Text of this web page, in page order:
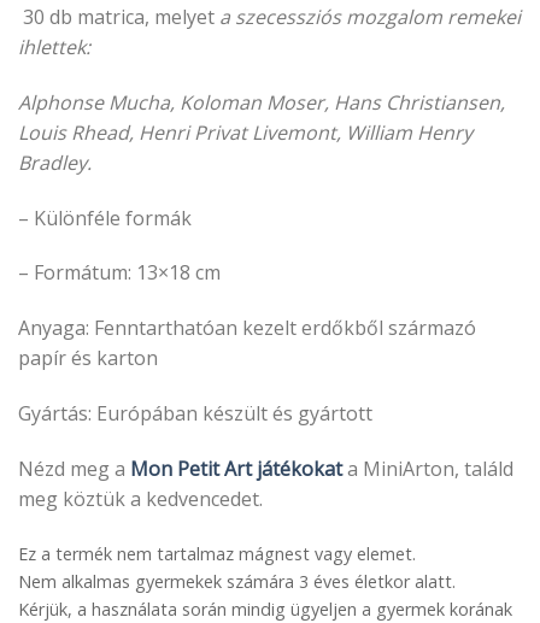
30 db matrica, melyet a szecessziós mozgalom remekei
ihlettek:
Alphonse Mucha, Koloman Moser, Hans Christiansen,
Louis Rhead, Henri Privat Livemont, William Henry
Bradley.
– Különféle formák
– Formátum: 13×18 cm
Anyaga: Fenntarthatóan kezelt erdőkből származó
papír és karton
Gyártás: Európában készült és gyártott
Nézd meg a Mon Petit Art játékokata MiniArton, találd
meg köztük a kedvencedet.
Ez a termék nem tartalmaz mágnest vagy elemet.
Nem alkalmas gyermekek számára 3 éves életkor alatt.
Kérjük, a használata során mindig ügyeljen a gyermek korának